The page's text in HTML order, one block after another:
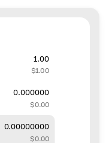
1.00
$1.00
0.000000
$0.00
0.00000000
$0.00